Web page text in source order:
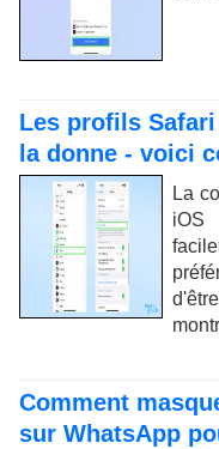
Les profils
la donne - voici
La
iOS
Comment
sur WhatsApp